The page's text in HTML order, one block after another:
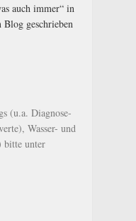
auch immer“ in
geschrieben
(u.a. Diagnose-
Wasser- und
bitte unter